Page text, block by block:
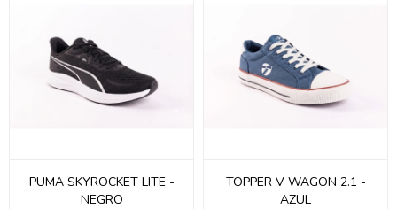
PUMA SKYROCKET LITE -
NEGRO
TOPPER V WAGON 2.1 -
AZUL